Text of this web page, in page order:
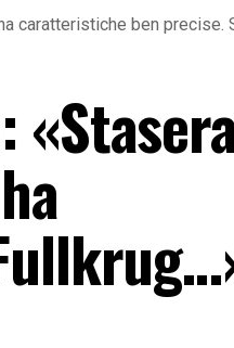
caratteristiche ben precise.